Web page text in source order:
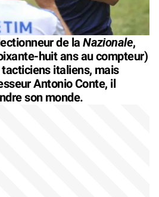
de laNazionale,
huit ans au compteur)
italiens, mais
Antonio Conte, il
son monde.